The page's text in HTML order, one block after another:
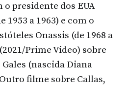
o presidente dos EUA
1953 a 1963) e com o
Onassis (de 1968 a
Prime Video) sobre
(nascida Diana
filme sobre Callas,